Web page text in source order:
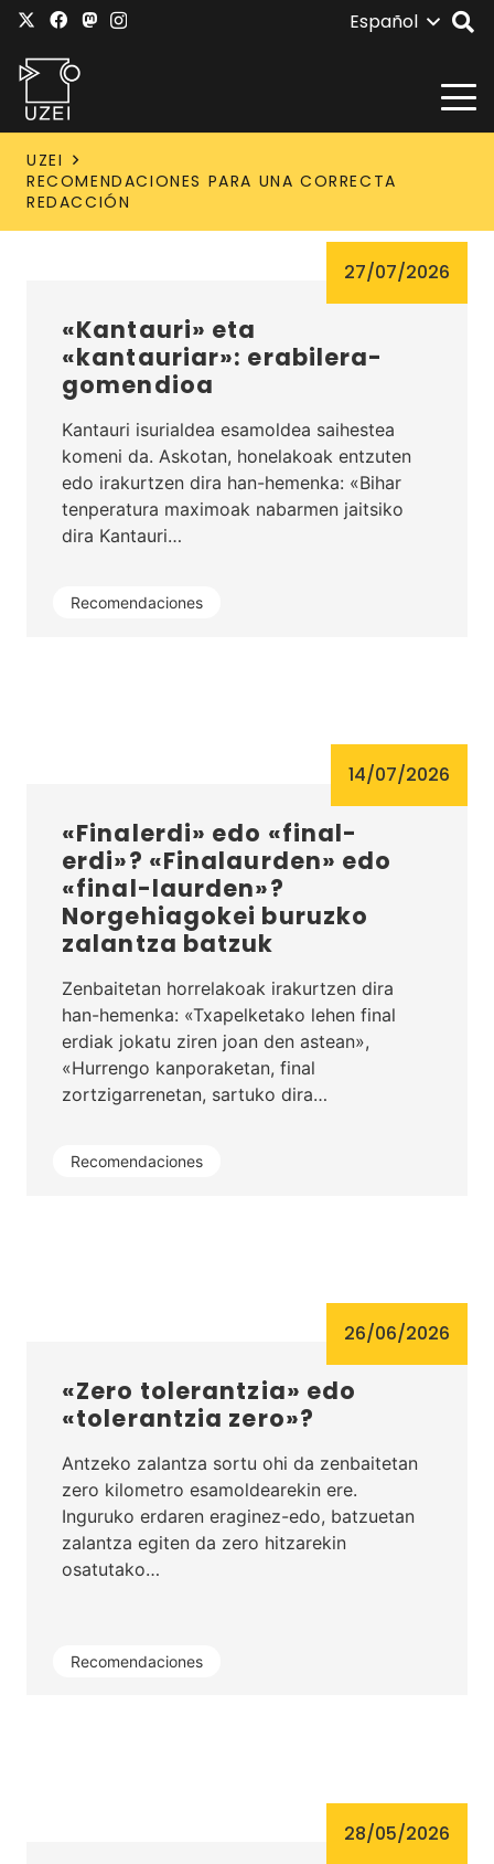
Español
UZEI
RECOMENDACIONES PARA UNA CORRECTA
REDACCIÓN
Recomendaciones
27/07/2026
«Kantauri» eta
«kantauriar»: erabilera-
gomendioa
Kantauri isurialdea esamoldea saihestea
komeni da. Askotan, honelakoak entzuten
edo irakurtzen dira han-hemenka: «Bihar
tenperatura maximoak nabarmen jaitsiko
dira Kantauri…
Recomendaciones
14/07/2026
«Finalerdi» edo «final-
erdi»? «Finalaurden» edo
«final-laurden»?
Norgehiagokei buruzko
zalantza batzuk
Zenbaitetan horrelakoak irakurtzen dira
han-hemenka: «Txapelketako lehen final
erdiak jokatu ziren joan den astean»,
«Hurrengo kanporaketan, final
zortzigarrenetan, sartuko dira…
Recomendaciones
26/06/2026
«Zero tolerantzia» edo
«tolerantzia zero»?
Antzeko zalantza sortu ohi da zenbaitetan
zero kilometro esamoldearekin ere.
Inguruko erdaren eraginez-edo, batzuetan
zalantza egiten da zero hitzarekin
osatutako…
28/05/2026